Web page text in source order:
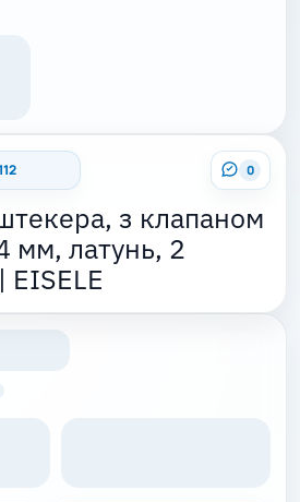
0
з клапаном
мм, латунь, 2
EISELE